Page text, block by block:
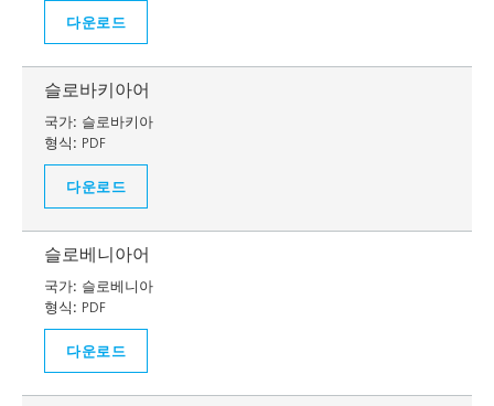
다운로드
슬로바키아어
국가: 슬로바키아
형식: PDF
다운로드
슬로베니아어
국가: 슬로베니아
형식: PDF
다운로드